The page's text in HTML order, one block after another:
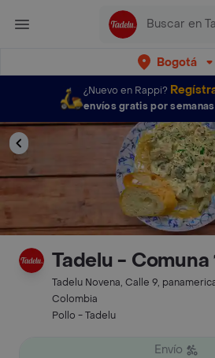
Bogotá
¿Nuevo en Rappi?
envíos gratis por semanas
Tadelu - Comuna
Tadelu Novena, Calle 9,
Colombia
Pollo - Tadelu
Envío